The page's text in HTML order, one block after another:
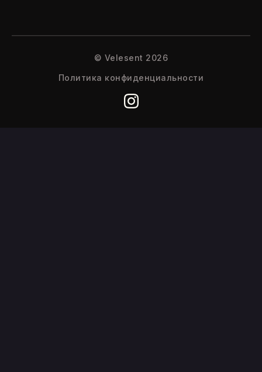
© Velesent 2026
Политика конфиденциальности